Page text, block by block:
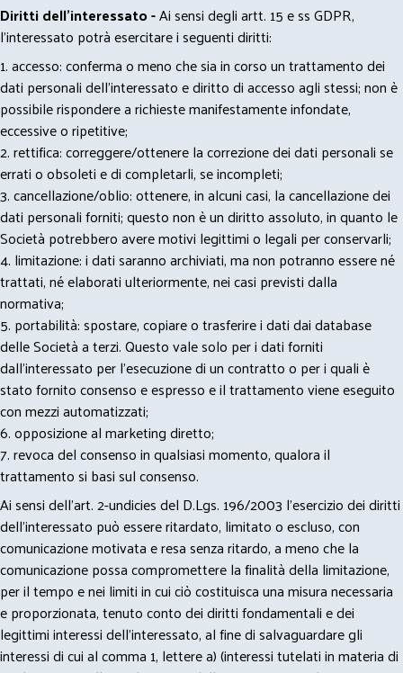
Diritti dell’interessato -Ai sensi degli artt. 15 e ss GDPR,
l’interessato potrà esercitare i seguenti diritti:
1. accesso: conferma o meno che sia in corso un trattamento dei
dati personali dell’interessato e diritto di accesso agli stessi; non è
possibile rispondere a richieste manifestamente infondate,
eccessive o ripetitive;
2. rettifica: correggere/ottenere la correzione dei dati personali se
errati o obsoleti e di completarli, se incompleti;
3. cancellazione/oblio: ottenere, in alcuni casi, la cancellazione dei
dati personali forniti; questo non è un diritto assoluto, in quanto le
Società potrebbero avere motivi legittimi o legali per conservarli;
4. limitazione: i dati saranno archiviati, ma non potranno essere né
trattati, né elaborati ulteriormente, nei casi previsti dalla
normativa;
5. portabilità: spostare, copiare o trasferire i dati dai database
delle Società a terzi. Questo vale solo per i dati forniti
dall’interessato per l’esecuzione di un contratto o per i quali è
stato fornito consenso e espresso e il trattamento viene eseguito
con mezzi automatizzati;
6. opposizione al marketing diretto;
7. revoca del consenso in qualsiasi momento, qualora il
trattamento si basi sul consenso.
Ai sensi dell’art. 2-undicies del D.Lgs. 196/2003 l’esercizio dei diritti
dell’interessato può essere ritardato, limitato o escluso, con
comunicazione motivata e resa senza ritardo, a meno che la
comunicazione possa compromettere la finalità della limitazione,
per il tempo e nei limiti in cui ciò costituisca una misura necessaria
e proporzionata, tenuto conto dei diritti fondamentali e dei
legittimi interessi dell’interessato, al fine di salvaguardare gli
interessi di cui al comma 1, lettere a) (interessi tutelati in materia di